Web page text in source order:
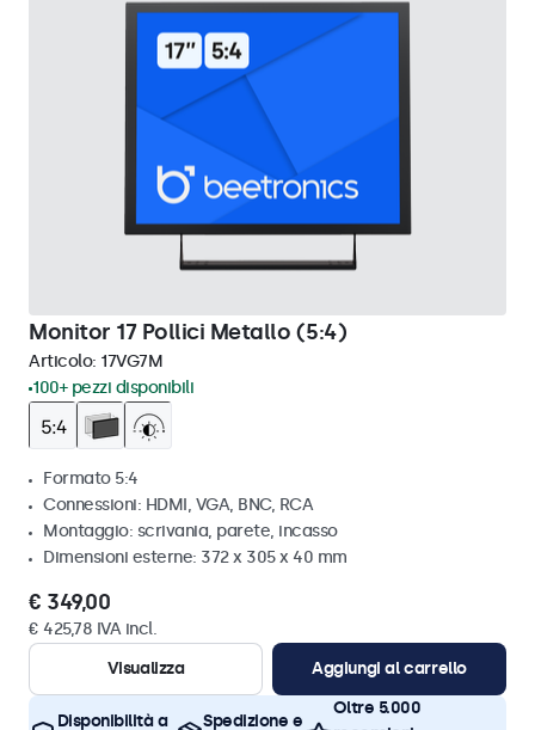
Monitor 17 Pollici Metallo (5:4)
Articolo: 17VG7M
100+ pezzi disponibili
Formato 5:4
Connessioni: HDMI, VGA, BNC, RCA
Montaggio: scrivania, parete, incasso
Dimensioni esterne: 372 x 305 x 40 mm
€ 349,00
€ 425,78 IVA incl.
Visualizza
Aggiungi al carrello
Disponibilità a
Spedizione e
Oltre 5.000